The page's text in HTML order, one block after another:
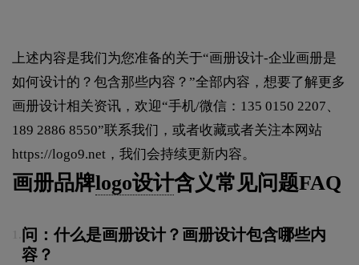
上述内容是我们为您准备的关于“画册设计-企业画册是
如何设计的？包含那些内容？”全部内容，想要了解更多
画册设计相关资讯，欢迎“手机/微信：135 0150 2207、
189 2886 8550”联系我们，或者收藏或者关注本网站
https://logo9.net ，我们会持续更新内容。
画册品牌logo设计含义常见问题FAQ
问：什么是画册设计？画册设计包含哪些内
容？